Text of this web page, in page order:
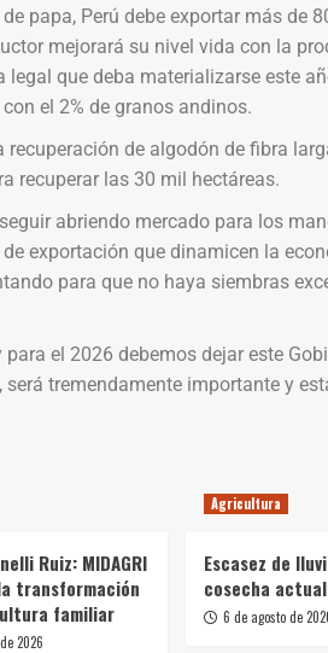
papa, Perú debe exportar más de
mejorará su nivel vida con la
que deba materializarse este
el 2% de granos andinos.
de algodón de fibra
recuperar las 30 mil hectáreas.
abriendo mercado para los
exportación que dinamicen la
para que no haya siembras
el 2026 debemos dejar este
tremendamente importante y
Ruiz: MIDAGRI
transformación
familiar
2026
Agricultura
Escasez de
cosecha
6 de agosto de